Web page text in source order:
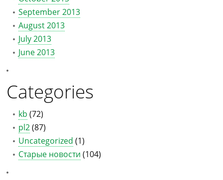
September 2013
August 2013
July 2013
June 2013
Categories
kb (72)
pl2(87)
Uncategorized (1)
Старые новости (104)